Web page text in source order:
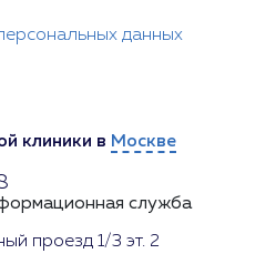
данных
клиники в Москве
служба
проезд 1/3 эт. 2